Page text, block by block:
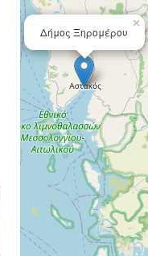
Δήμος Ξηρομέρου
×